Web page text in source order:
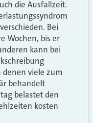
die Ausfallzeit.
Bei
Wochen, bis er
kann bei
viele zum
behandelt
belastet den
kosten